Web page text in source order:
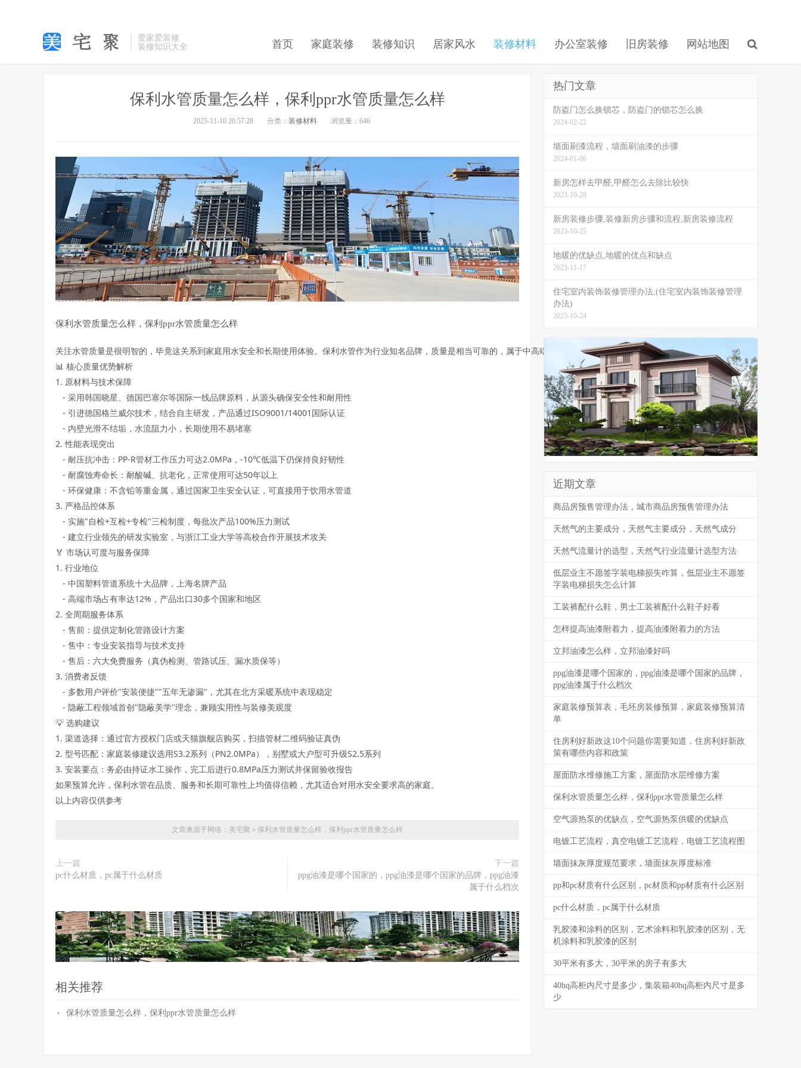
爱家爱装修
装修知识大全
首页 家庭装修 装修知识 居家风水 装修材料 办公室装修 旧房装修 网站地图
保利水管质量怎么样，保利ppr水管质量怎么样
2025-11-10 20:57:28 分类： 装修材料 浏览量：646
保利水管质量怎么样，保利ppr水管质量怎么样
关注水管质量是很明智的，毕竟这关系到家庭用水安全和长期使用体验。保利水管作为行业知名品牌，质量是相当可靠的，属于中高端优质选择。
📊 核心质量优势解析
1. 原材料与技术保障
- 采用韩国晓星、德国巴塞尔等国际一线品牌原料，从源头确保安全性和耐用性
- 引进德国格兰威尔技术，结合自主研发，产品通过ISO9001/14001国际认证
- 内壁光滑不结垢，水流阻力小，长期使用不易堵塞
2. 性能表现突出
- 耐压抗冲击：PP-R管材工作压力可达2.0MPa，-10℃低温下仍保持良好韧性
- 耐腐蚀寿命长：耐酸碱、抗老化，正常使用可达50年以上
- 环保健康：不含铅等重金属，通过国家卫生安全认证，可直接用于饮用水管道
3. 严格品控体系
- 实施"自检+互检+专检"三检制度，每批次产品100%压力测试
- 建立行业领先的研发实验室，与浙江工业大学等高校合作开展技术攻关
🏅 市场认可度与服务保障
1. 行业地位
- 中国塑料管道系统十大品牌，上海名牌产品
- 高端市场占有率达12%，产品出口30多个国家和地区
2. 全周期服务体系
- 售前：提供定制化管路设计方案
- 售中：专业安装指导与技术支持
- 售后：六大免费服务（真伪检测、管路试压、漏水质保等）
3. 消费者反馈
- 多数用户评价"安装便捷""五年无渗漏"，尤其在北方采暖系统中表现稳定
- 隐蔽工程领域首创"隐蔽美学"理念，兼顾实用性与装修美观度
💡 选购建议
1. 渠道选择：通过官方授权门店或天猫旗舰店购买，扫描管材二维码验证真伪
2. 型号匹配：家庭装修建议选用S3.2系列（PN2.0MPa），别墅或大户型可升级S2.5系列
3. 安装要点：务必由持证水工操作，完工后进行0.8MPa压力测试并保留验收报告
如果预算允许，保利水管在品质、服务和长期可靠性上均值得信赖，尤其适合对用水安全要求高的家庭。
以上内容仅供参考
文章来源于网络： 美宅聚 » 保利水管质量怎么样，保利ppr水管质量怎么样
上一篇
pc什么材质，pc属于什么材质
下一篇
ppg油漆是哪个国家的，ppg油漆是哪个国家的品牌，ppg油漆
属于什么档次
相关推荐
保利水管质量怎么样，保利ppr水管质量怎么样
热门文章
防盗门怎么换锁芯，防盗门的锁芯怎么换
2024-02-22
墙面刷漆流程，墙面刷油漆的步骤
2024-01-06
新房怎样去甲醛,甲醛怎么去除比较快
2023-10-28
新房装修步骤,装修新房步骤和流程,新房装修流程
2023-10-25
地暖的优缺点,地暖的优点和缺点
2023-11-17
住宅室内装饰装修管理办法,(住宅室内装饰装修管理
办法)
2023-10-24
近期文章
商品房预售管理办法，城市商品房预售管理办法
天然气的主要成分，天然气主要成分，天然气成分
天然气流量计的选型，天然气行业流量计选型方法
低层业主不愿签字装电梯损失咋算，低层业主不愿签
字装电梯损失怎么计算
工装裤配什么鞋，男士工装裤配什么鞋子好看
怎样提高油漆附着力，提高油漆附着力的方法
立邦油漆怎么样，立邦油漆好吗
ppg油漆是哪个国家的，ppg油漆是哪个国家的品牌，
ppg油漆属于什么档次
家庭装修预算表，毛坯房装修预算，家庭装修预算清
单
住房利好新政这10个问题你需要知道，住房利好新政
策有哪些内容和政策
屋面防水维修施工方案，屋面防水层维修方案
保利水管质量怎么样，保利ppr水管质量怎么样
空气源热泵的优缺点，空气源热泵供暖的优缺点
电镀工艺流程，真空电镀工艺流程，电镀工艺流程图
墙面抹灰厚度规范要求，墙面抹灰厚度标准
pp和pc材质有什么区别，pc材质和pp材质有什么区别
pc什么材质，pc属于什么材质
乳胶漆和涂料的区别，艺术涂料和乳胶漆的区别，无
机涂料和乳胶漆的区别
30平米有多大，30平米的房子有多大
40hq高柜内尺寸是多少，集装箱40hq高柜内尺寸是多
少